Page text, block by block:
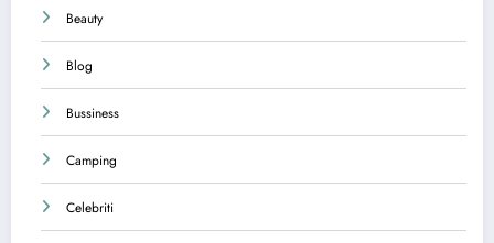
Beauty
Blog
Bussiness
Camping
Celebriti